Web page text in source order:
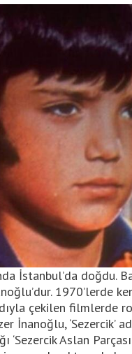
İstanbul’da doğdu.
1970’lerde
çekilen filmlerde
İnanoğlu, ‘Sezercik’
‘Sezercik Aslan